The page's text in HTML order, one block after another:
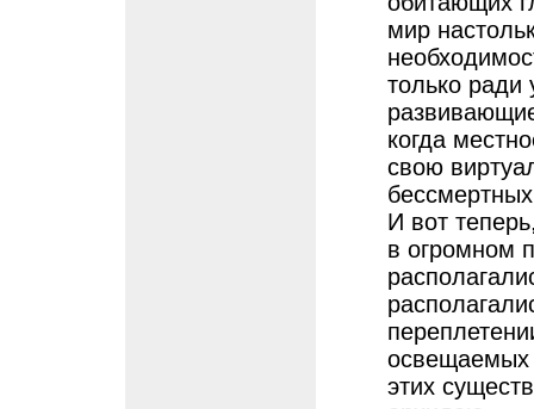
мир
только ради
когда
свою
И вот
в огромном
освещаемых
этих